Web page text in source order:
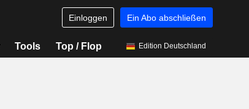
Einloggen Ein Abo abschließen
Tools Top / Flop Edition Deutschland